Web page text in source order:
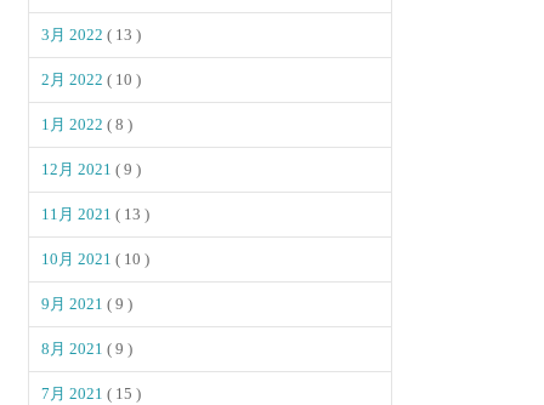
3月 2022( 13 )
2月 2022( 10 )
1月 2022( 8 )
12月 2021( 9 )
11月 2021( 13 )
10月 2021( 10 )
9月 2021( 9 )
8月 2021( 9 )
7月 2021( 15 )